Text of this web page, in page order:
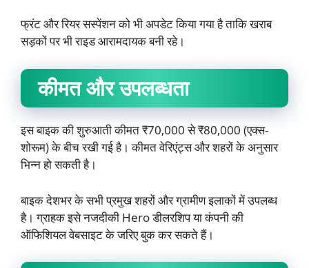
फ्रंट और रियर सस्पेंशन को भी अपडेट किया गया है ताकि खराब
सड़कों पर भी राइड आरामदायक बनी रहे।
कीमत और उपलब्धता
इस बाइक की शुरुआती कीमत ₹70,000 से ₹80,000 (एक्स-
शोरूम) के बीच रखी गई है। कीमत वेरिएंट्स और शहरों के अनुसार
भिन्न हो सकती है।
बाइक देशभर के सभी प्रमुख शहरों और ग्रामीण इलाकों में उपलब्ध
है। ग्राहक इसे नजदीकी Hero डीलरशिप या कंपनी की
ऑफिशियल वेबसाइट के जरिए बुक कर सकते हैं।